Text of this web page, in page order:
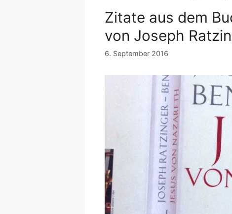
Zitate aus dem
von Joseph
6. September 2016